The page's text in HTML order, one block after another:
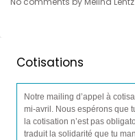
Cotisations
Notre mailing d’appel à
mi-avril. Nous espérons que
la cotisation n’est pas
traduit la solidarité que tu